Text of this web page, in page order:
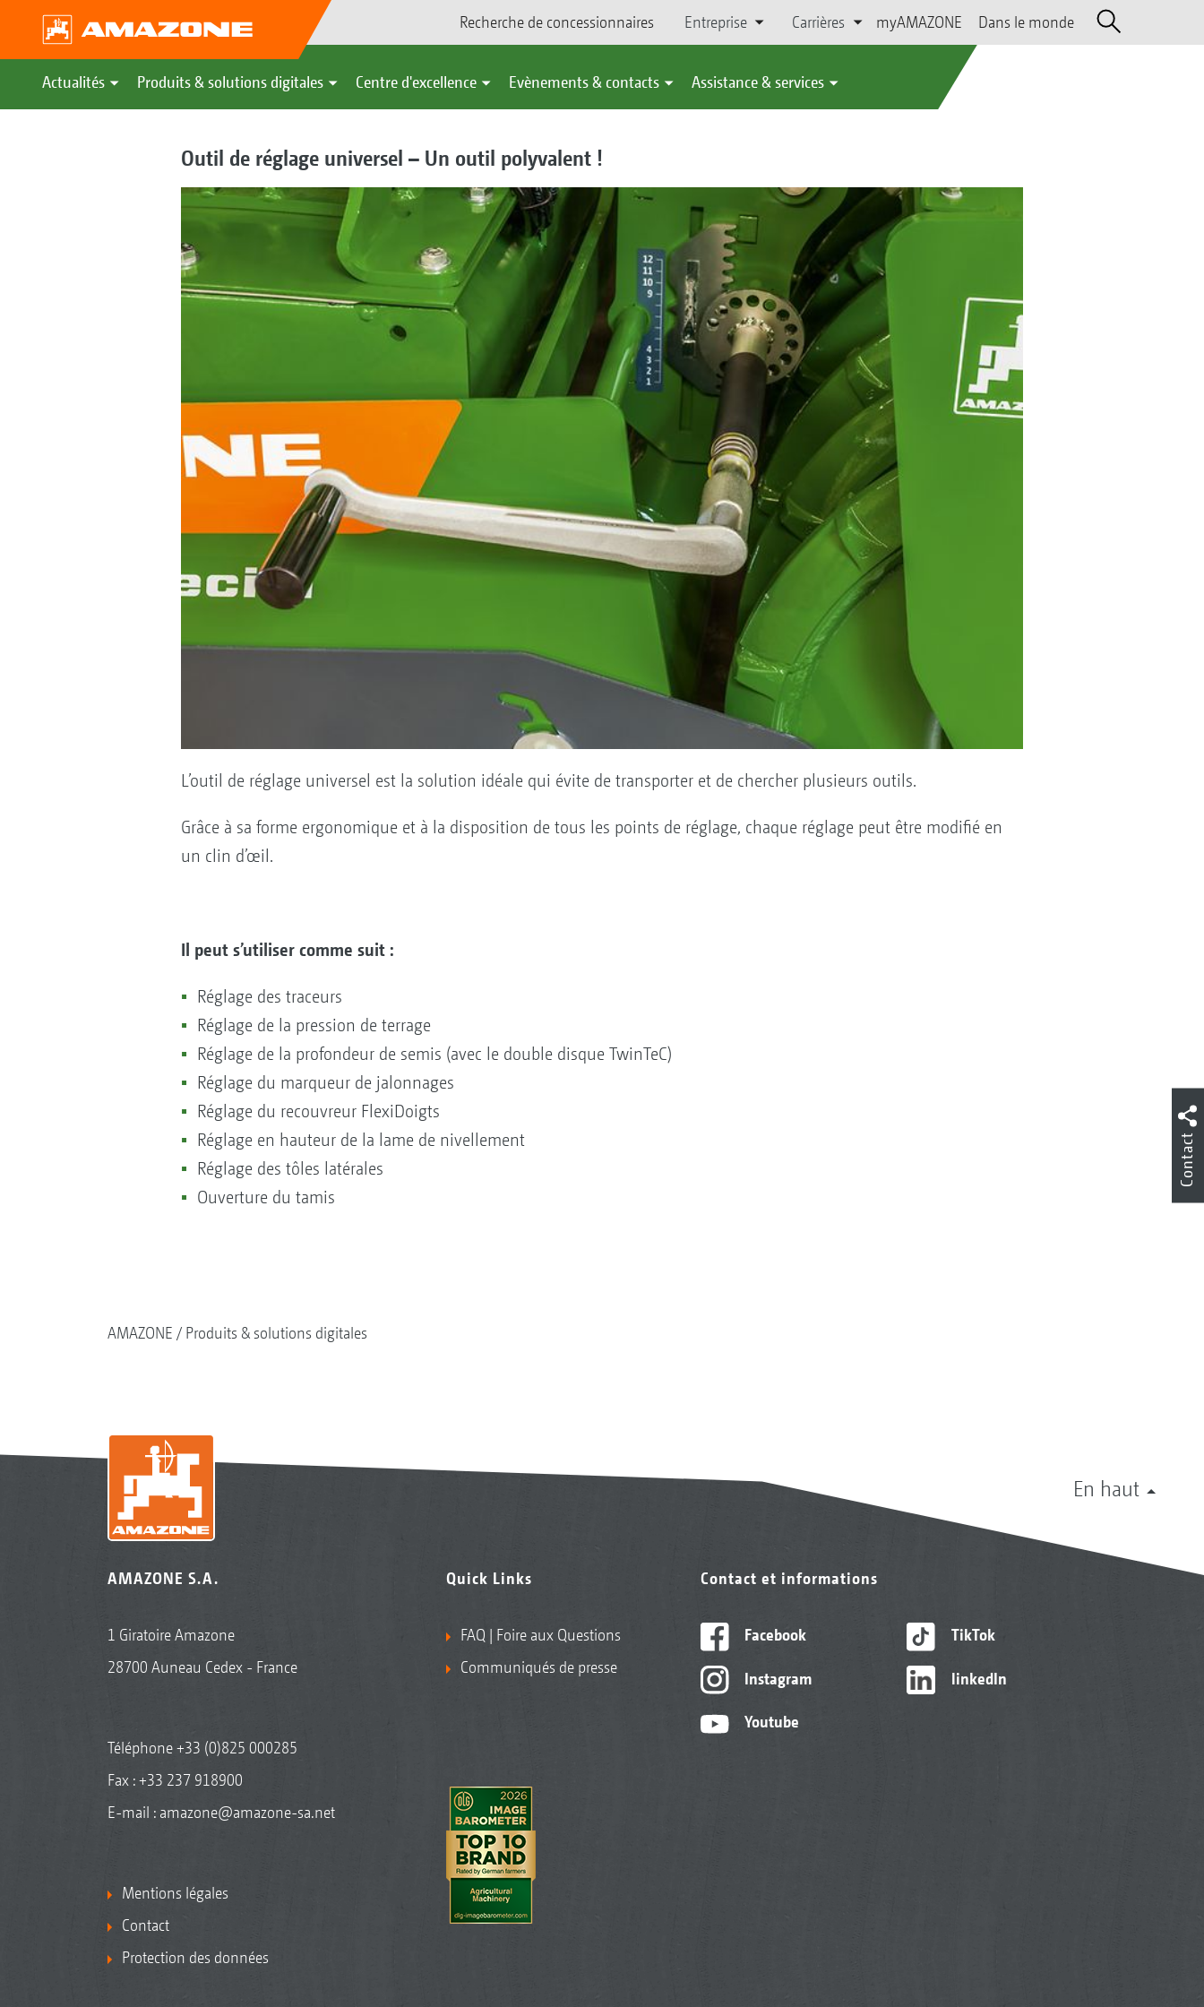
Recherche de concessionnaires Entreprise Carrières myAMAZONE Dans le monde
Actualités Produits & solutions digitales Centre d'excellence Evènements & contacts Assistance & services
Outil de réglage universel – Un outil polyvalent !
L’outil de réglage universel est la solution idéale qui évite de transporter et de chercher plusieurs outils.
Grâce à sa forme ergonomique et à la disposition de tous les points de réglage, chaque réglage peut être modifié en
un clin d’œil.
Il peut s’utiliser comme suit :
Réglage des traceurs
Réglage de la pression de terrage
Réglage de la profondeur de semis (avec le double disque TwinTeC)
Réglage du marqueur de jalonnages
Réglage du recouvreur FlexiDoigts
Réglage en hauteur de la lame de nivellement
Réglage des tôles latérales
Ouverture du tamis
AMAZONE Produits & solutions digitales
En haut
AMAZONE S.A.
1 Giratoire Amazone
28700 Auneau Cedex - France
Téléphone+33 (0)825 000285
Fax : +33 237 918900
E-mail : amazone@amazone-sa.net
Mentions légales
Contact
Protection des données
Quick Links
FAQ | Foire aux Questions
Communiqués de presse
Contact et informations
Facebook
Instagram
Youtube
TikTok
linkedIn
Contact